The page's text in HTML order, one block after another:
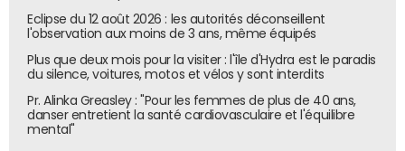
Eclipse du 12 août 2026 : les autorités déconseillent
l'observation aux moins de 3 ans, même équipés
Plus que deux mois pour la visiter : l'île d'Hydra est le paradis
du silence, voitures, motos et vélos y sont interdits
Pr. Alinka Greasley : "Pour les femmes de plus de 40 ans,
danser entretient la santé cardiovasculaire et l'équilibre
mental"